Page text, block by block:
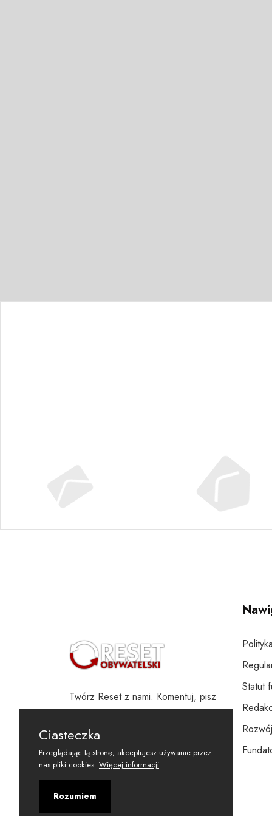
Twórz Reset z nami. Komentuj, pisz
i wspieraj
Statut
Ciasteczka
Przeglądając tą stronę, akceptujesz używanie przez
nas pliki cookies. Więcej informacji
Rozumiem